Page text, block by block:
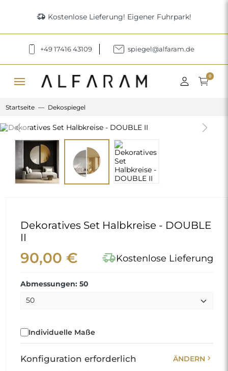
delivery_truck_speed Kostenlose Lieferung! Eigener Fuhrpark!
+49 17416 43109 spiegel@alfaram.de
menu 0
Startseite Dekospiegel
Previous Next
Dekoratives Set Halbkreise - DOUBLE
II
90,00 € delivery_truck_speedKostenlose Lieferung
Abmessungen: 50
Individuelle Maße
Konfiguration erforderlich ÄNDERN chevron_right